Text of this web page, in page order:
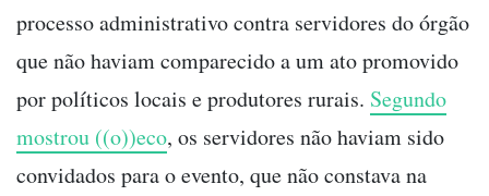
processo administrativo contra servidores do órgão
que não haviam comparecido a um ato promovido
por políticos locais e produtores rurais. Segundo
mostrou ((o))eco, os servidores não haviam sido
convidados para o evento, que não constava na